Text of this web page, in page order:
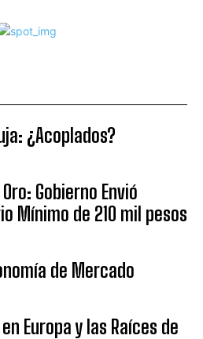
¿Acoplados?
Gobierno Envió
Mínimo de 210 mil pesos
de Mercado
Europa y las Raíces de